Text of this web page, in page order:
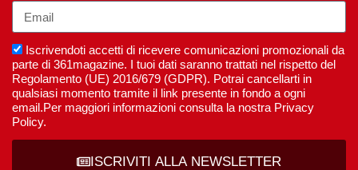
Iscrivendoti accetti di ricevere comunicazioni promozionali da
parte di 361magazine. I tuoi dati saranno trattati nel rispetto del
Regolamento (UE) 2016/679 (GDPR). Potrai cancellarti in
qualsiasi momento tramite il link presente in fondo a ogni
email.Per maggiori informazioni consulta la nostra Privacy
Policy.
ISCRIVITI ALLA NEWSLETTER